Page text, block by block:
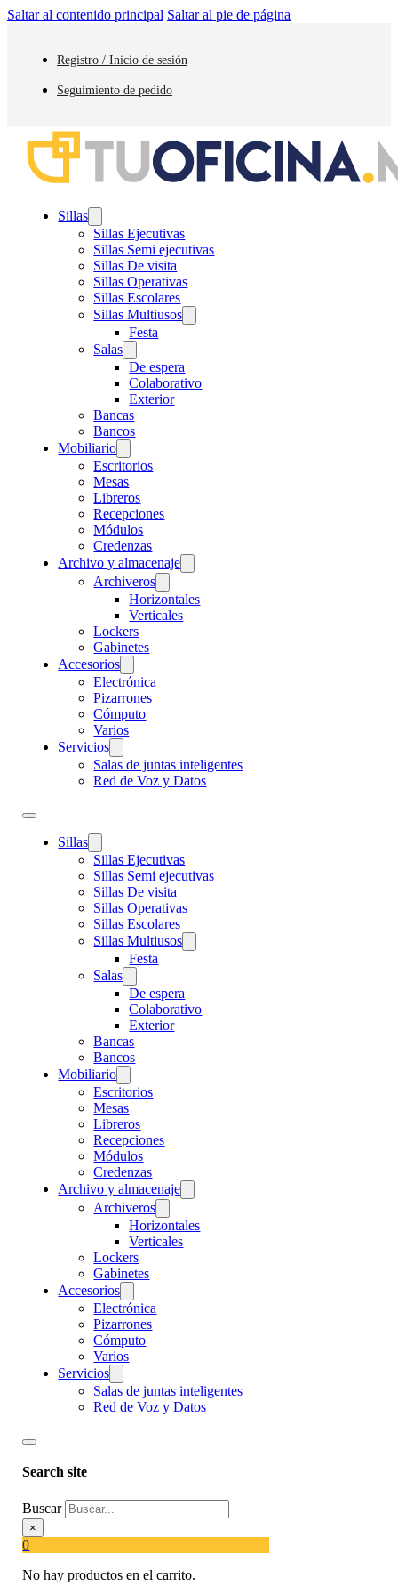
Saltar al contenido principal Saltar al pie de página
Registro / Inicio de sesión
Seguimiento de pedido
Sillas
Sillas Ejecutivas
Sillas Semi ejecutivas
Sillas De visita
Sillas Operativas
Sillas Escolares
Sillas Multiusos
Festa
Salas
De espera
Colaborativo
Exterior
Bancas
Bancos
Mobiliario
Escritorios
Mesas
Libreros
Recepciones
Módulos
Credenzas
Archivo y almacenaje
Archiveros
Horizontales
Verticales
Lockers
Gabinetes
Accesorios
Electrónica
Pizarrones
Cómputo
Varios
Servicios
Salas de juntas inteligentes
Red de Voz y Datos
Sillas
Sillas Ejecutivas
Sillas Semi ejecutivas
Sillas De visita
Sillas Operativas
Sillas Escolares
Sillas Multiusos
Festa
Salas
De espera
Colaborativo
Exterior
Bancas
Bancos
Mobiliario
Escritorios
Mesas
Libreros
Recepciones
Módulos
Credenzas
Archivo y almacenaje
Archiveros
Horizontales
Verticales
Lockers
Gabinetes
Accesorios
Electrónica
Pizarrones
Cómputo
Varios
Servicios
Salas de juntas inteligentes
Red de Voz y Datos
Search site
Buscar
×
0
No hay productos en el carrito.